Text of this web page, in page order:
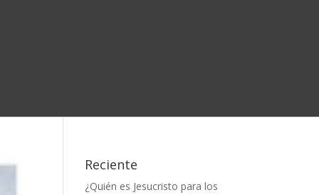
Reciente
¿Quién es Jesucristo para los